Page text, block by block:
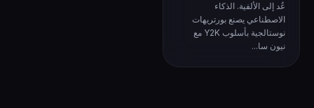
عُد إلى الألفية. الذكاء
الاصطناعي يصنع بورتريهات
نوستالجية بأسلوب Y2K مع
نيون سا...